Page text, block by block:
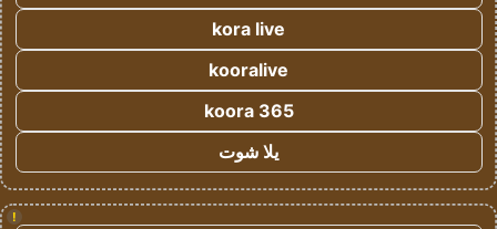
kora live
kooralive
koora 365
يلا شوت
!